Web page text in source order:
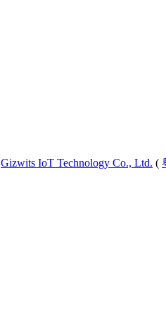
Gizwits IoT Technology Co., Ltd. (